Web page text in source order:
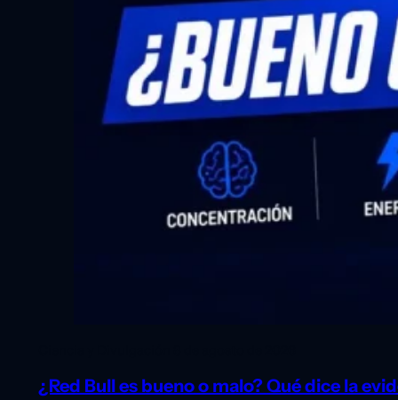
¿Red Bull es bueno o malo? Qué dice la